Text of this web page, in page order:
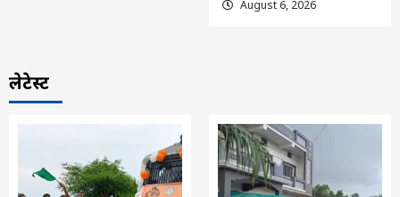
August 6, 2026
लेटेस्ट